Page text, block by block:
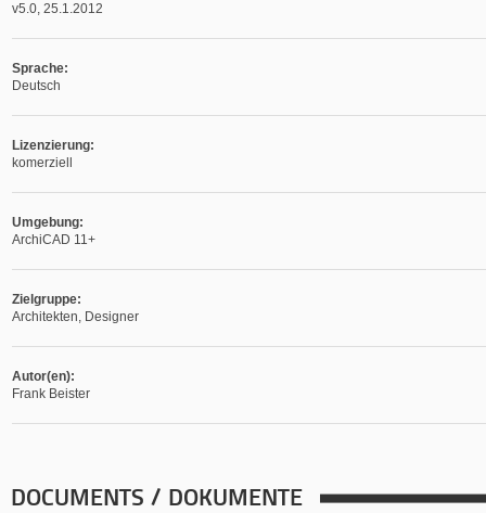
v5.0, 25.1.2012
Sprache:
Deutsch
Lizenzierung:
komerziell
Umgebung:
ArchiCAD 11+
Zielgruppe:
Architekten, Designer
Autor(en):
Frank Beister
DOCUMENTS / DOKUMENTE